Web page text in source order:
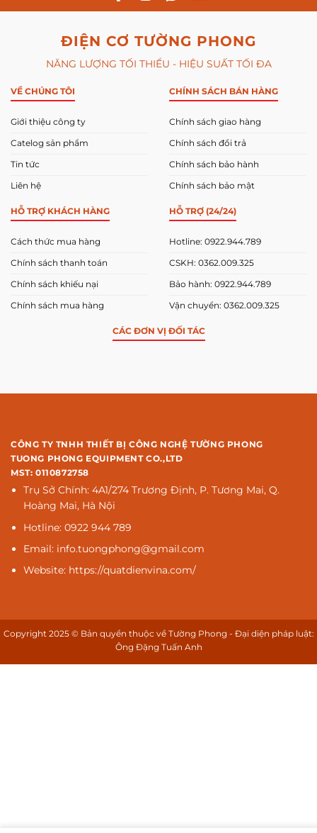
ĐIỆN CƠ TƯỜNG PHONG
NĂNG LƯỢNG TỐI THIỂU - HIỆU SUẤT TỐI ĐA
VỀ CHÚNG TÔI
Giới thiệu công ty
Catelog sản phẩm
Tin tức
Liên hệ
CHÍNH SÁCH BÁN HÀNG
Chính sách giao hàng
Chính sách đổi trả
Chính sách bảo hành
Chính sách bảo mật
HỖ TRỢ KHÁCH HÀNG
Cách thức mua hàng
Chính sách thanh toán
Chính sách khiếu nại
Chính sách mua hàng
HỖ TRỢ (24/24)
Hotline: 0922.944.789
CSKH: 0362.009.325
Bảo hành: 0922.944.789
Vận chuyển: 0362.009.325
CÁC ĐƠN VỊ ĐỐI TÁC
CÔNG TY TNHH THIẾT BỊ CÔNG NGHỆ TƯỜNG PHONG
TUONG PHONG EQUIPMENT CO.,LTD
MST: 0110872758
Trụ Sở Chính: 4A1/274 Trương Định, P. Tương Mai, Q.
Hoàng Mai, Hà Nội
Hotline: 0922 944 789
Email: info.tuongphong@gmail.com
Website: https://quatdienvina.com/
Copyright 2025 © Bản quyền thuộc về Tường Phong - Đại diện pháp luật:
Ông Đặng Tuấn Anh